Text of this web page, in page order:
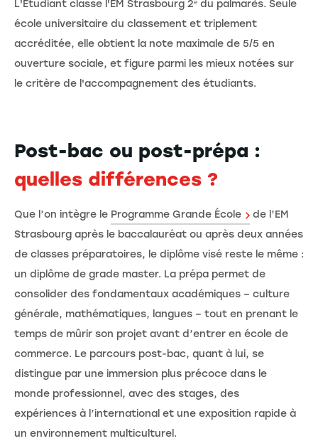
L'Etudiant classe l'EM Strasbourg 2ᵉ du palmarès. Seule
école universitaire du classement et triplement
accréditée, elle obtient la note maximale de 5/5 en
ouverture sociale, et figure parmi les mieux notées sur
le critère de l'accompagnement des étudiants.
Post-bac ou post-prépa :
quelles différences ?
Que l’on intègre le Programme Grande École
de l’EM
Strasbourg après le baccalauréat ou après deux années
de classes préparatoires, le diplôme visé reste le même :
un diplôme de grade master. La prépa permet de
consolider des fondamentaux académiques – culture
générale, mathématiques, langues – tout en prenant le
temps de mûrir son projet avant d’entrer en école de
commerce. Le parcours post-bac, quant à lui, se
distingue par une immersion plus précoce dans le
monde professionnel, avec des stages, des
expériences à l’international et une exposition rapide à
un environnement multiculturel.